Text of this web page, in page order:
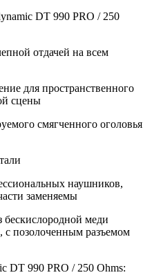
DT 990 PRO / 250
отдачей на всем
для пространственного
сцены
смягченного оголовья
наушников,
заменяемы
бескислородной меди
с позолоченным разъемом
DT 990 PRO / 250 Ohms: